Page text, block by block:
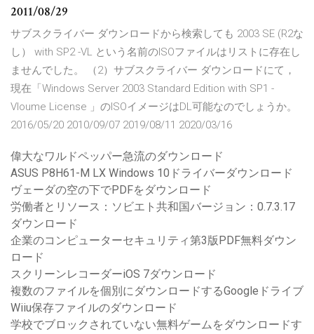
2011/08/29
サブスクライバー ダウンロードから検索しても 2003 SE (R2な
し） with SP2 -VL という名前のISOファイルはリストに存在し
ませんでした。 （2）サブスクライバー ダウンロードにて，
現在「Windows Server 2003 Standard Edition with SP1 -
Vloume License 」のISOイメージはDL可能なのでしょうか。
2016/05/20 2010/09/07 2019/08/11 2020/03/16
偉大なワルドペッパー急流のダウンロード
ASUS P8H61-M LX Windows 10ドライバーダウンロード
ヴェーダの空の下でPDFをダウンロード
労働者とリソース：ソビエト共和国バージョン：0.7.3.17
ダウンロード
企業のコンピューターセキュリティ第3版PDF無料ダウン
ロード
スクリーンレコーダーiOS 7ダウンロード
複数のファイルを個別にダウンロードするGoogleドライブ
Wiiu保存ファイルのダウンロード
学校でブロックされていない無料ゲームをダウンロードす